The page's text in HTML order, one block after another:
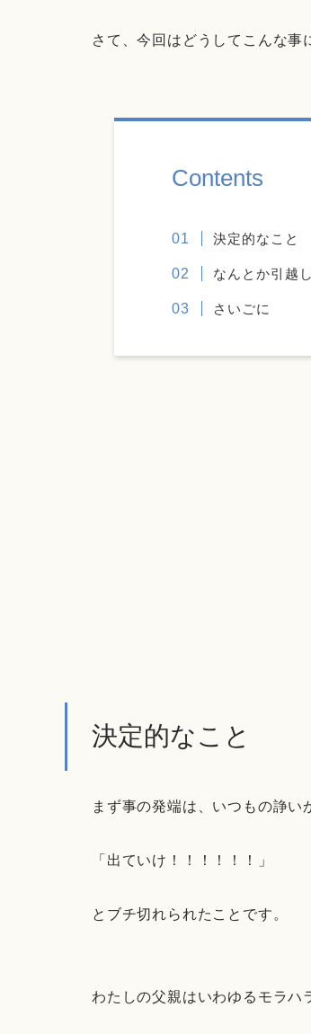
さて、今回はどうしてこんな事
Contents
決定的なこと
なんとか引越
さいごに
決定的なこと
まず事の発端は、いつもの諍い
「出ていけ！！！！！！」
とブチ切れられたことです。
わたしの父親はいわゆるモラハ